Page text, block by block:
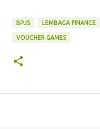
BPJS LEMBAGA FINANCE
VOUCHER GAMES